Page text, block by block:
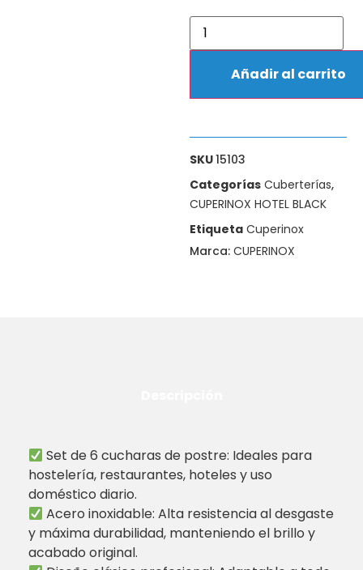
Añadir al carrito
SKU15103
Categorías Cuberterías,
CUPERINOX HOTEL BLACK
Etiqueta Cuperinox
Marca: CUPERINOX
Set de 6 cucharas de postre: Ideales para
hostelería, restaurantes, hoteles y uso
doméstico diario.
Acero inoxidable: Alta resistencia al desgaste
y máxima durabilidad, manteniendo el brillo y
acabado original.